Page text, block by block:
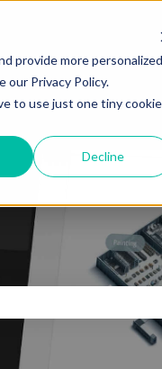
provide more personalized
our Privacy Policy.
to use just one tiny cookie
Decline